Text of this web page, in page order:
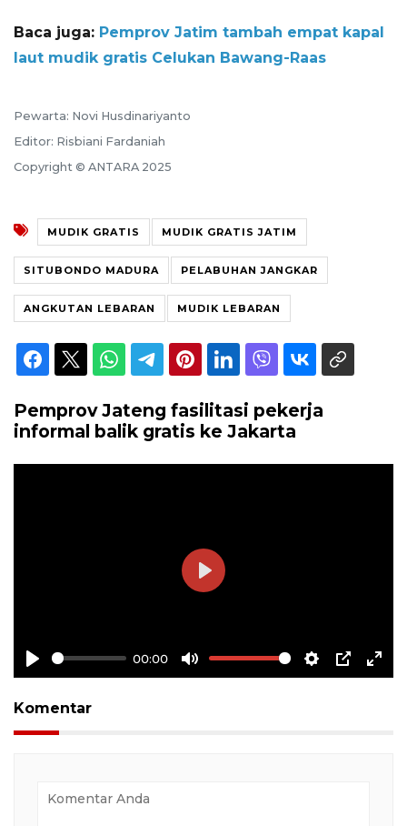
Baca juga: Pemprov Jatim tambah empat kapal
laut mudik gratis Celukan Bawang-Raas
Pewarta: Novi Husdinariyanto
Editor: Risbiani Fardaniah
Copyright © ANTARA 2025
MUDIK GRATIS MUDIK GRATIS JATIM
SITUBONDO MADURA PELABUHAN JANGKAR
ANGKUTAN LEBARAN MUDIK LEBARAN
Pemprov Jateng fasilitasi pekerja
informal balik gratis ke Jakarta
Play
00:00
Mute Settings
PIP
Play
Komentar